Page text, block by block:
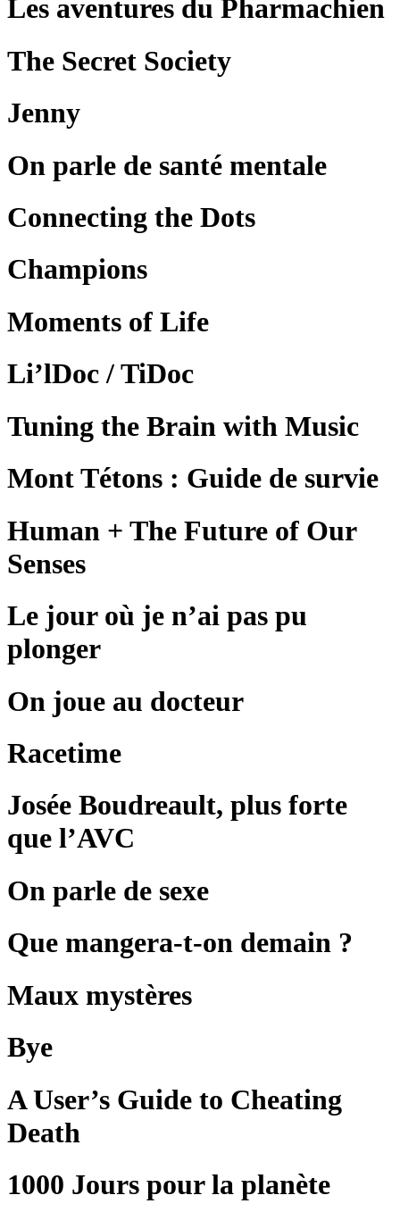
Les aventures du Pharmachien
The Secret Society
Jenny
On parle de santé mentale
Connecting the Dots
Champions
Moments of Life
Li’lDoc / TiDoc
Tuning the Brain with Music
Mont Tétons : Guide de survie
Human + The Future of Our
Senses
Le jour où je n’ai pas pu
plonger
On joue au docteur
Racetime
Josée Boudreault, plus forte
que l’AVC
On parle de sexe
Que mangera-t-on demain ?
Maux mystères
Bye
A User’s Guide to Cheating
Death
1000 Jours pour la planète